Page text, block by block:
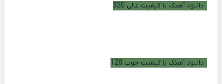
دانلود آهنگ با کیفیت عالی 320
دانلود آهنگ با کیفیت خوب 128